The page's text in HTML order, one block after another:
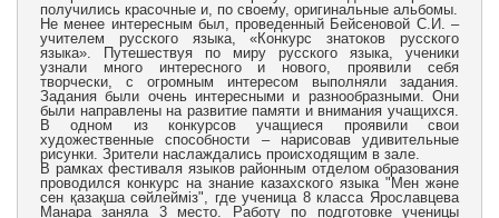
получились красочные и, по своему, оригинальные альбомы.
Не менее интересным был, проведенный Бейсеновой С.И. –
учителем русского языка, «Конкурс знатоков русского
языка». Путешествуя по миру русского языка, ученики
узнали много интересного и нового, проявили себя
творчески, с огромным интересом выполняли задания.
Задания были очень интересными и разнообразными. Они
были направлены на развитие памяти и внимания учащихся.
В одном из конкурсов учащиеся проявили свои
художественные способности – нарисовав удивительные
рисунки. Зрители наслаждались происходящим в зале.
В рамках фестиваля языков районным отделом образования
проводился конкурс на знание казахского языка "Мен және
сен қазақша сөйлейміз", где ученица 8 класса Ярославцева
Манара заняла 3 место. Работу по подготовке ученицы